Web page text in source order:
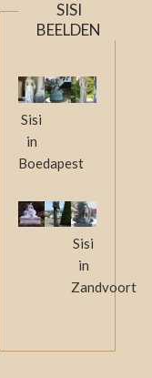
SISI
BEELDEN
Sisi
in
Boedapest
Sisi
in
Zandvoort